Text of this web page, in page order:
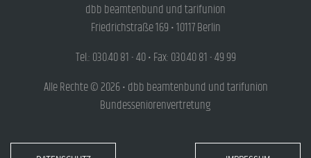
dbb beamtenbund und tarifunion
Friedrichstraße 169 • 10117 Berlin
Tel.: 030.40 81 - 40 • Fax: 030.40 81 - 49 99
Alle Rechte © 2026 • dbb beamtenbund und tarifunion
Bundesseniorenvertretung